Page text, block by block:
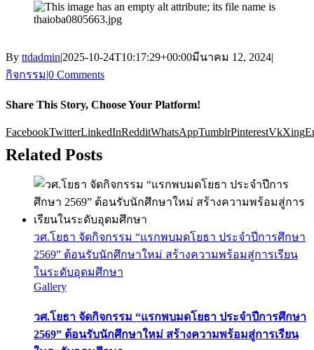
By ttdadmin|2025-10-24T10:17:29+00:00มีนาคม 12, 2024|
กิจกรรม|0 Comments
Share This Story, Choose Your Platform!
FacebookTwitterLinkedInRedditWhatsAppTumblrPinterestVkXing
Related Posts
วศ.โยธา จัดกิจกรรม “แรกพบมดโยธา ประจำปีการศึกษา
2569” ต้อนรับนักศึกษาใหม่ สร้างความพร้อมสู่การเรียน
ในระดับอุดมศึกษา
Gallery
วศ.โยธา จัดกิจกรรม “แรกพบมดโยธา ประจำปีการศึกษา
2569” ต้อนรับนักศึกษาใหม่ สร้างความพร้อมสู่การเรียน